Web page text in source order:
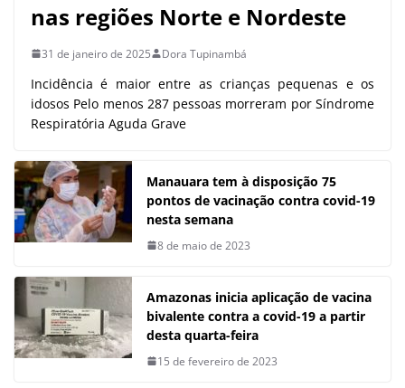
nas regiões Norte e Nordeste
31 de janeiro de 2025 Dora Tupinambá
Incidência é maior entre as crianças pequenas e os
idosos Pelo menos 287 pessoas morreram por Síndrome
Respiratória Aguda Grave
Manauara tem à disposição 75
pontos de vacinação contra covid-19
nesta semana
8 de maio de 2023
Amazonas inicia aplicação de vacina
bivalente contra a covid-19 a partir
desta quarta-feira
15 de fevereiro de 2023